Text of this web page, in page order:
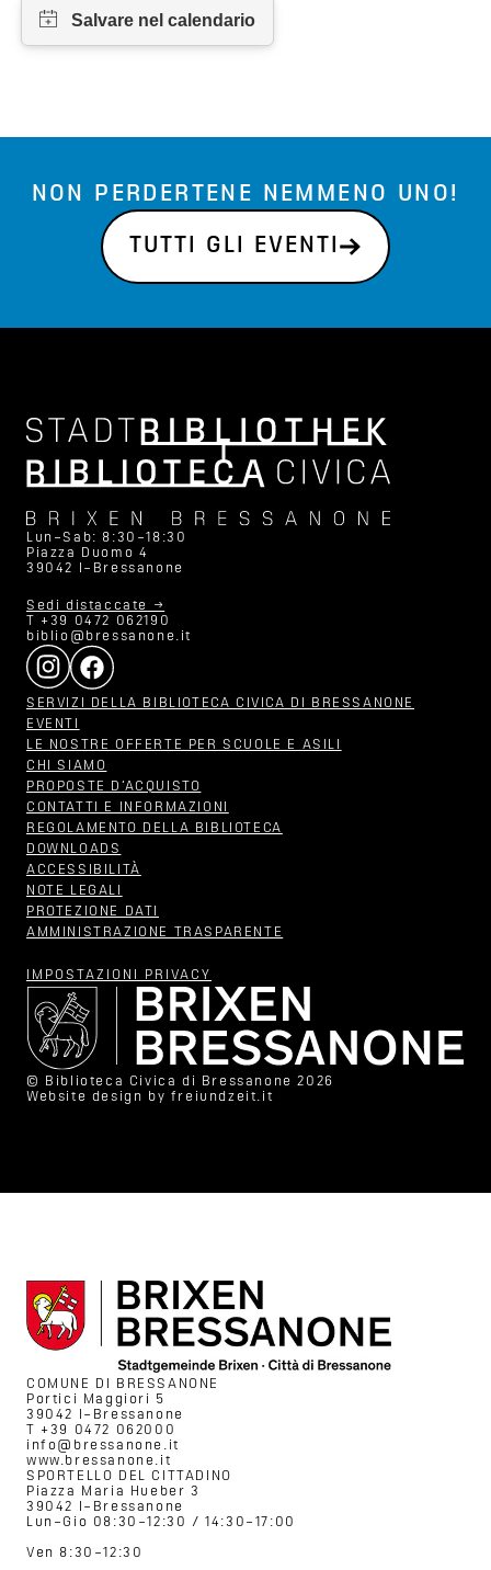
NON PERDERTENE NEMMENO UNO!
TUTTI GLI EVENTI
Lun–Sab: 8:30–18:30
Piazza Duomo 4
39042 I–Bressanone
Sedi distaccate →
T +39 0472 062190
biblio@bressanone.it
SERVIZI DELLA BIBLIOTECA CIVICA DI BRESSANONE
EVENTI
LE NOSTRE OFFERTE PER SCUOLE E ASILI
CHI SIAMO
PROPOSTE D‘ACQUISTO
CONTATTI E INFORMAZIONI
REGOLAMENTO DELLA BIBLIOTECA
DOWNLOADS
ACCESSIBILITÀ
NOTE LEGALI
PROTEZIONE DATI
AMMINISTRAZIONE TRASPARENTE
IMPOSTAZIONI PRIVACY
© Biblioteca Civica di Bressanone 2026
Website design by freiundzeit.it
COMUNE DI BRESSANONE
Portici Maggiori 5
39042 I–Bressanone
T +39 0472 062000
info@bressanone.it
www.bressanone.it
SPORTELLO DEL CITTADINO
Piazza Maria Hueber 3
39042 I–Bressanone
Lun–Gio 08:30–12:30 / 14:30–17:00
Ven 8:30–12:30